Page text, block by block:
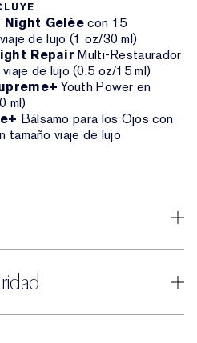
Night Geléecon 15
de lujo (1 oz/30 ml)
Repair Multi-Restaurador
de lujo (0.5 oz/15 ml)
Youth Power en
ml)
Bálsamo para los Ojos con
tamaño viaje de lujo